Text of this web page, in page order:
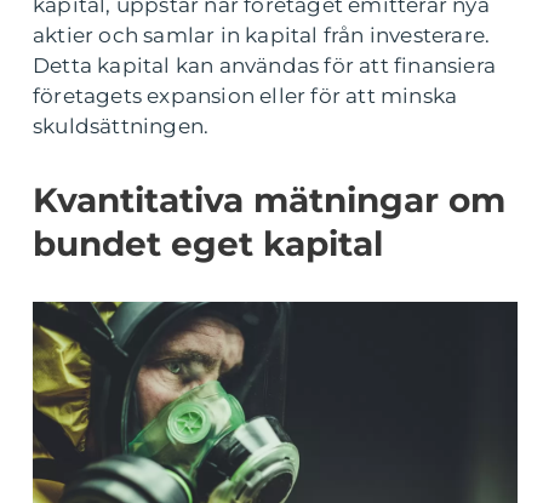
kapital, uppstår när företaget emitterar nya
aktier och samlar in kapital från investerare.
Detta kapital kan användas för att finansiera
företagets expansion eller för att minska
skuldsättningen.
Kvantitativa mätningar om
bundet eget kapital